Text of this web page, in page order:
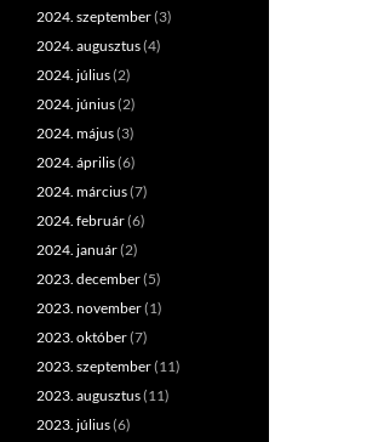
2024. szeptember(3)
2024. augusztus(4)
2024. július(2)
2024. június(2)
2024. május(3)
2024. április(6)
2024. március(7)
2024. február(6)
2024. január(2)
2023. december(5)
2023. november(1)
2023. október(7)
2023. szeptember(11)
2023. augusztus(11)
2023. július(6)